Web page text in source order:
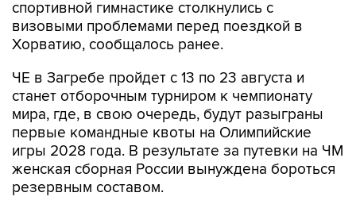
спортивной гимнастике столкнулись с
визовыми проблемами перед поездкой в
Хорватию, сообщалось ранее.
ЧЕ в Загребе пройдет с 13 по 23 августа и
станет отборочным турниром к чемпионату
мира, где, в свою очередь, будут разыграны
первые командные квоты на Олимпийские
игры 2028 года. В результате за путевки на ЧМ
женская сборная России вынуждена бороться
резервным составом.